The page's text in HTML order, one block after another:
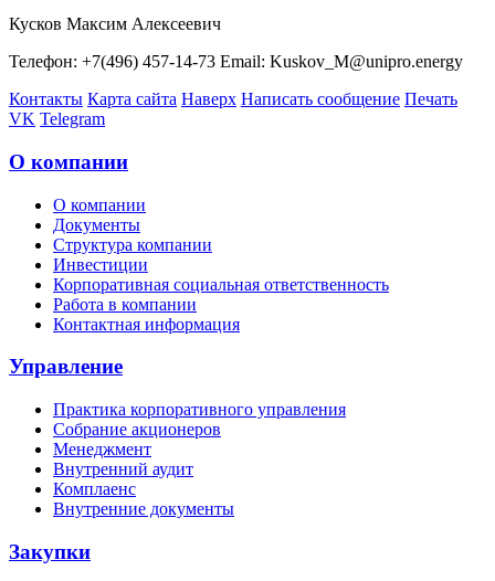
Кусков Максим Алексеевич
Телефон: +7(496) 457-14-73 Email: Kuskov_M@unipro.energy
Контакты Карта сайта Наверх Написать сообщение Печать
VK Telegram
О компании
О компании
Документы
Структура компании
Инвестиции
Корпоративная социальная ответственность
Работа в компании
Контактная информация
Управление
Практика корпоративного управления
Собрание акционеров
Менеджмент
Внутренний аудит
Комплаенс
Внутренние документы
Закупки